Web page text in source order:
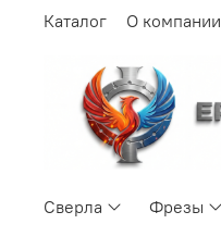
Каталог О компании
Сверла Фрезы